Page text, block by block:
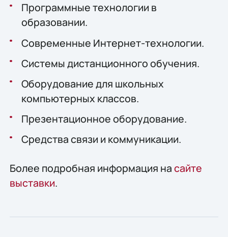
Программные технологии в
образовании.
Современные Интернет-технологии.
Системы дистанционного обучения.
Оборудование для школьных
компьютерных классов.
Презентационное оборудование.
Средства связи и коммуникации.
Более подробная информация насайте
выставки.